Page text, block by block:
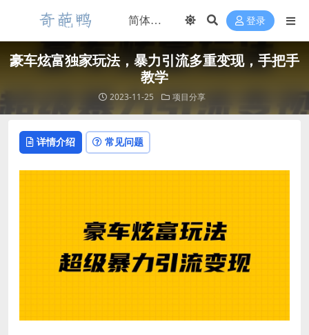
登录
豪车炫富独家玩法，暴力引流多重变现，手把手
教学
2023-11-25 项目分享
详情介绍 常见问题